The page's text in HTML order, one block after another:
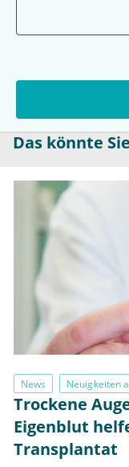
Das könnte
News Neuigkeiten
Trockene
Eigenblut
Transplantat